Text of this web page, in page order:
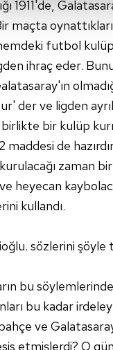
bu
hedefli reklamlar
hizmet sunabilmek
ve üçüncü
Bu çerezler
olup gerekli olan
sunulması
Diğer çerezler,
ve
faaliyetlerinin
aşağıda
tıklayabilir, Çerez
edebilirsiniz.
Verilerin Korunması
1911'de,
maçta
futbol
ihraç eder.
der ve ligden
bir kulüp
maddesi de
kurulacağı zaman
heyecan
kullandı.
sözlerini şöyle
bu
bu kadar
ve
etmişlerdi? O